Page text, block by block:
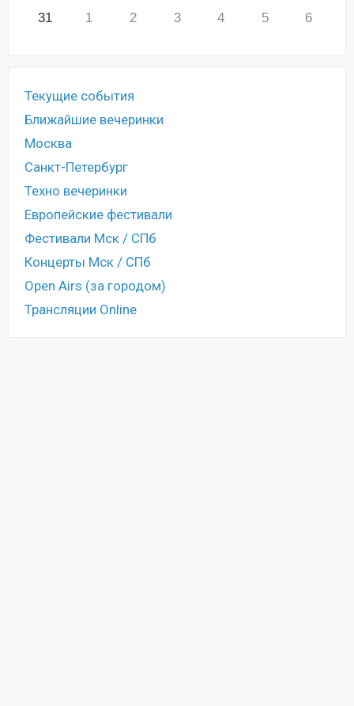
31 1 2 3 4 5 6
Текущие события
Ближайшие вечеринки
Москва
Санкт-Петербург
Техно вечеринки
Европейские фестивали
Фестивали Мск / СПб
Концерты Мск / СПб
Open Airs (за городом)
Трансляции Online